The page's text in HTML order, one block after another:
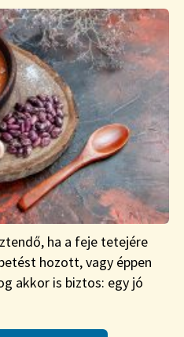
ha a feje tetejére
hozott, vagy éppen
akkor is biztos: egy jó